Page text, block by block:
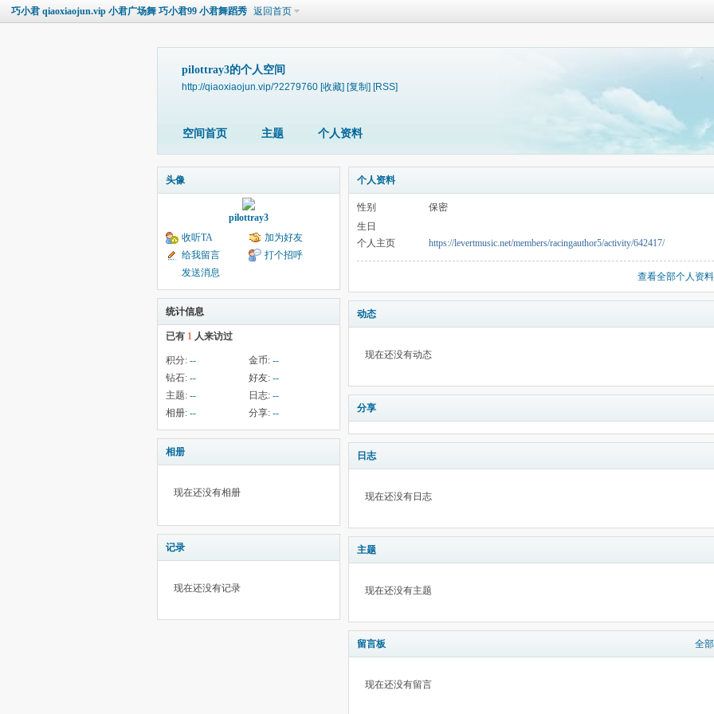
巧小君 qiaoxiaojun.vip 小君广场舞 巧小君99 小君舞蹈秀 返回首页
pilottray3的个人空间
http://qiaoxiaojun.vip/?2279760 [收藏] [复制] [RSS]
空间首页 主题 个人资料
头像
pilottray3
收听TA
加为好友
给我留言
打个招呼
发送消息
统计信息
已有 1 人来访过
积分: -- 金币: --
钻石: -- 好友: --
主题: -- 日志: --
相册: -- 分享: --
相册
现在还没有相册
记录
现在还没有记录
个人资料
性别
保密
生日
个人主页
https://levertmusic.net/members/racingauthor5/activity/642417/
查看全部个人资料
动态
现在还没有动态
分享
日志
现在还没有日志
主题
现在还没有主题
留言板 全部
现在还没有留言